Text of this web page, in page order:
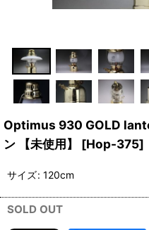
Optimus 930 GOLD
ン 【未使用】
[Hop-375]
サイズ: 120cm
SOLD OUT